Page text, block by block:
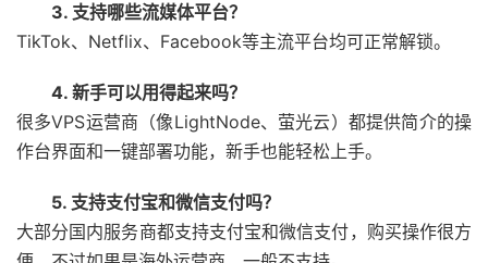
3. 支持哪些流媒体平台？
TikTok、Netflix、Facebook等主流平台均可正常解锁。
4. 新手可以用得起来吗？
很多VPS运营商（像LightNode、萤光云）都提供简介的操
作台界面和一键部署功能，新手也能轻松上手。
5. 支持支付宝和微信支付吗？
大部分国内服务商都支持支付宝和微信支付，购买操作很方